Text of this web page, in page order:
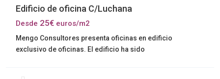
Edificio de oficina C/Luchana
Desde 25€ euros/m2
Mengo Consultores presenta oficinas en edificio
exclusivo de oficinas. El edificio ha sido